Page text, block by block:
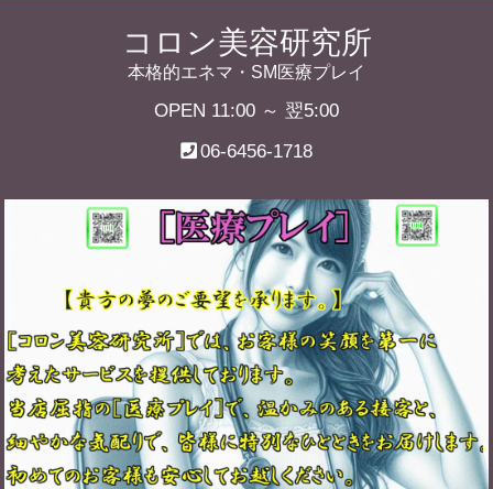
コロン美容研究所
本格的エネマ・SM医療プレイ
OPEN 11:00 ～ 翌5:00
06-6456-1718